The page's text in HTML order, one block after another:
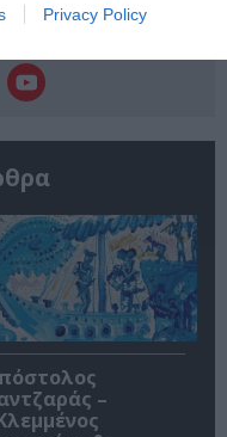
Privacy Policy
–